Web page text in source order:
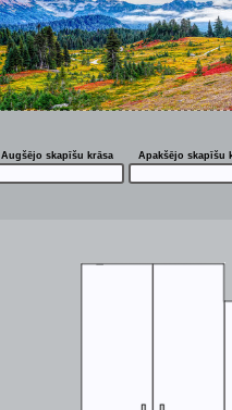
Augšējo skapīšu krāsa Apakšējo skapīšu